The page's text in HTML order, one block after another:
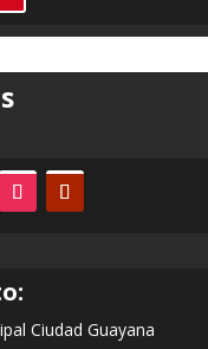
Ciudad Guayana